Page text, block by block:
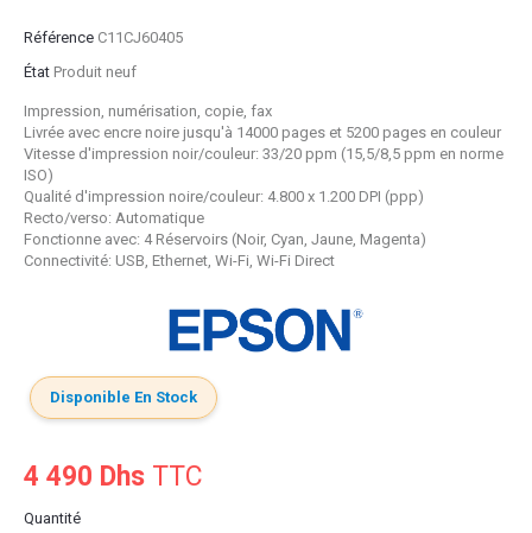
Référence C11CJ60405
État Produit neuf
Impression, numérisation, copie, fax
Livrée avec encre noire jusqu'à 14000 pages et 5200 pages en couleur
Vitesse d'impression noir/couleur: 33/20 ppm (15,5/8,5 ppm en norme
ISO)
Qualité d'impression noire/couleur: 4.800 x 1.200 DPI (ppp)
Recto/verso: Automatique
Fonctionne avec: 4 Réservoirs (Noir, Cyan, Jaune, Magenta)
Connectivité: USB, Ethernet, Wi-Fi, Wi-Fi Direct
Disponible En Stock
4 490 Dhs TTC
Quantité